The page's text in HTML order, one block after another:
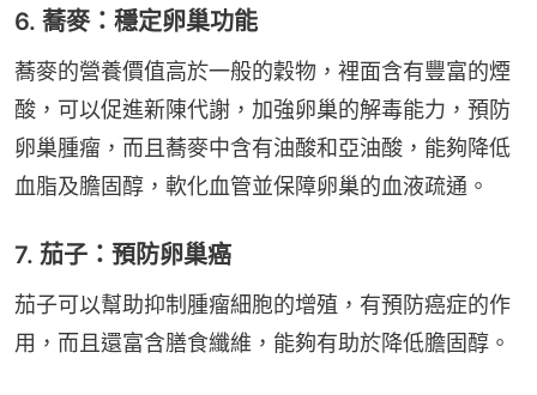
6. 蕎麥：穩定卵巢功能
蕎麥的營養價值高於一般的穀物，裡面含有豐富的煙
酸，可以促進新陳代謝，加強卵巢的解毒能力，預防
卵巢腫瘤，而且蕎麥中含有油酸和亞油酸，能夠降低
血脂及膽固醇，軟化血管並保障卵巢的血液疏通。
7. 茄子：預防卵巢癌
茄子可以幫助抑制腫瘤細胞的增殖，有預防癌症的作
用，而且還富含膳食纖維，能夠有助於降低膽固醇。